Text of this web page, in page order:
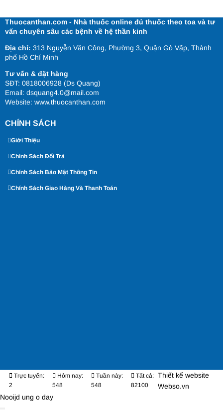
Thuocanthan.com - Nhà thuốc online đủ thuốc theo toa và tư
vấn chuyên sâu các bệnh về hệ thần kinh
Địa chỉ: 313 Nguyễn Văn Công, Phường 3, Quận Gò Vấp, Thành
phố Hồ Chí Minh
Tư vấn & đặt hàng
SĐT: 0818006928 (Ds Quang)
Email: dsquang4.0@mail.com
Website: www.thuocanthan.com
CHÍNH SÁCH
Giới Thiệu
Chính Sách Đổi Trả
Chính Sách Bảo Mật Thông Tin
Chính Sách Giao Hàng Và Thanh Toán
Trực tuyến:
2
Hôm nay:
548
Tuần này:
548
Tất cả:
82100
Thiết kế website
Webso.vn
Nooijd ung o day